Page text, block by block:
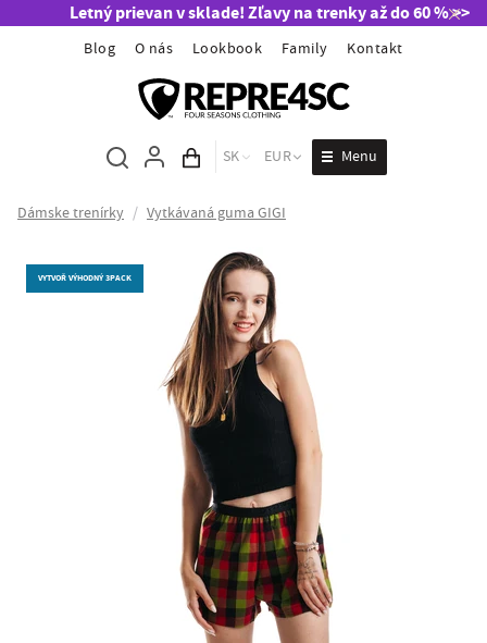
Letný prievan v sklade! Zľavy na trenky až do 60 % >>
Blog O nás Lookbook Family Kontakt
Obsah košíka
SK EUR Menu
Dámske trenírky / Vytkávaná guma GIGI
VYTVOŘ VÝHODNÝ 3PACK